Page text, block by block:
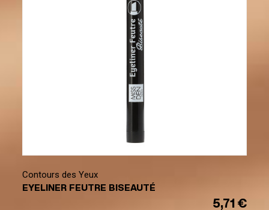
Contours des Yeux
EYELINER FEUTRE BISEAUTÉ
5,71 €